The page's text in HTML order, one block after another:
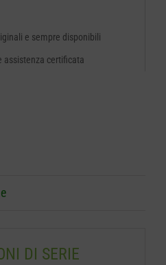
e sempre disponibili
assistenza certificata
DI SERIE